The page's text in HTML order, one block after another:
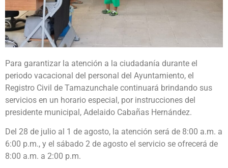
Para garantizar la atención a la ciudadanía durante el
periodo vacacional del personal del Ayuntamiento, el
Registro Civil de Tamazunchale continuará brindando sus
servicios en un horario especial, por instrucciones del
presidente municipal, Adelaido Cabañas Hernández.
Del 28 de julio al 1 de agosto, la atención será de 8:00 a.m. a
6:00 p.m., y el sábado 2 de agosto el servicio se ofrecerá de
8:00 a.m. a 2:00 p.m.